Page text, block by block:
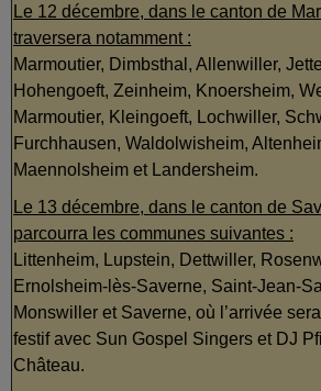
Le 12 décembre, dans le canton de
traversera notamment :
Marmoutier, Dimbsthal, Allenwiller,
Hohengoeft, Zeinheim, Knoersheim,
Marmoutier, Kleingoeft, Lochwiller,
Furchhausen, Waldolwisheim,
Maennolsheim et Landersheim.
Le 13 décembre, dans le canton de
parcourra les communes suivantes :
Littenheim, Lupstein, Dettwiller,
Ernolsheim-lès-Saverne, Saint-Jean-
Monswiller et Saverne, où l’arrivée
festif avec Sun Gospel Singers et DJ
Château.